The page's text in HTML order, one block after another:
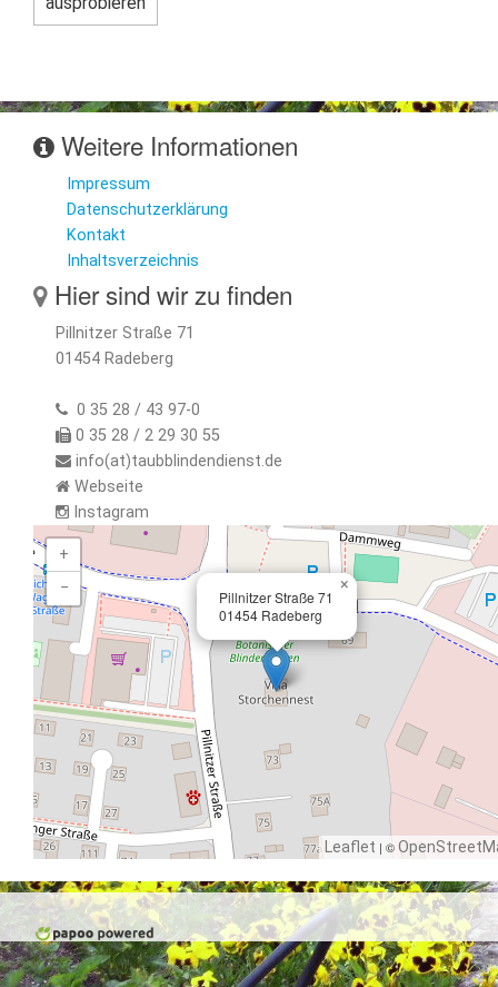
Weitere Informationen
Impressum
Datenschutzerklärung
Kontakt
Inhaltsverzeichnis
Hier sind wir zu finden
Pillnitzer Straße 71
01454 Radeberg
0 35 28 / 43 97-0
0 35 28 / 2 29 30 55
info(at)taubblindendienst.de
Webseite
Instagram
Pillnitzer Straße 71
01454 Radeberg
×
+
−
Leaflet | ©